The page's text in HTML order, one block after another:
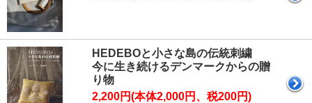
HEDEBOと小さな島の伝統刺繍
今に生き続けるデンマークからの贈
り物
2,200円(本体2,000円、税200円)